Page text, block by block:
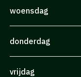
woensdag
donderdag
vrijdag